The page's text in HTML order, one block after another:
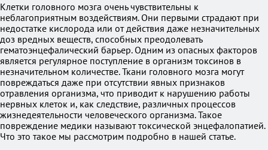
Клетки головного мозга очень чувствительны к
неблагоприятным воздействиям. Они первыми страдают при
недостатке кислорода или от действия даже незначительных
доз вредных веществ, способных преодолевать
гематоэнцефалический барьер. Одним из опасных факторов
является регулярное поступление в организм токсинов в
незначительном количестве. Ткани головного мозга могут
повреждаться даже при отсутствии явных признаков
отравления организма, что приводит к нарушению работы
нервных клеток и, как следствие, различных процессов
жизнедеятельности человеческого организма. Такое
повреждение медики называют токсической энцефалопатией.
Что это такое мы рассмотрим подробно в нашей статье.